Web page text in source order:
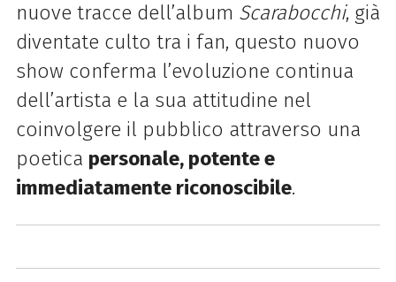
nuove tracce dell’album Scarabocchi, già
diventate culto tra i fan, questo nuovo
show conferma l’evoluzione continua
dell’artista e la sua attitudine nel
coinvolgere il pubblico attraverso una
poetica personale, potente e
immediatamente riconoscibile.